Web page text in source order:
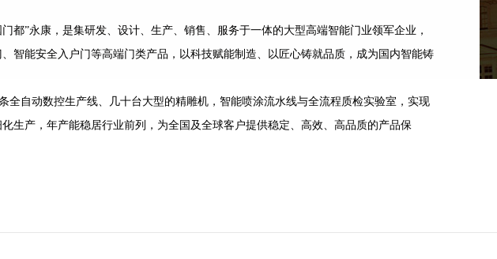
”永康，是集研发、设计、生产、销售、服务于一体的大型高端智能门业领军企业，
智能安全入户门等高端门类产品，以科技赋能制造、以匠心铸就品质，成为国内智能铸
自动数控生产线、几十台大型的精雕机，智能喷涂流水线与全流程质检实验室，实现
生产，年产能稳居行业前列，为全国及全球客户提供稳定、高效、高品质的产品保